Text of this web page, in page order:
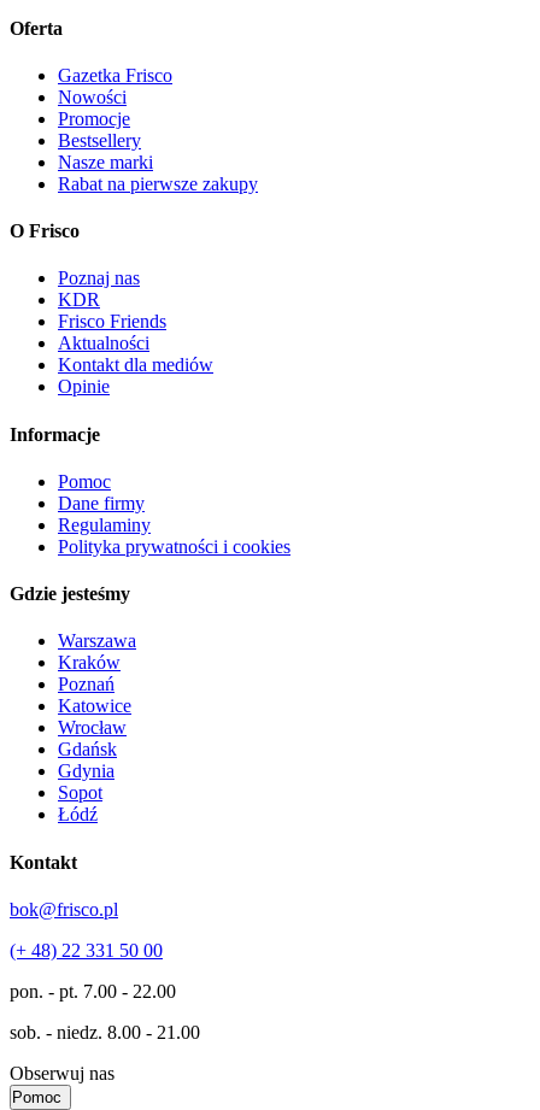
Oferta
Gazetka Frisco
Nowości
Promocje
Bestsellery
Nasze marki
Rabat na pierwsze zakupy
O Frisco
Poznaj nas
KDR
Frisco Friends
Aktualności
Kontakt dla mediów
Opinie
Informacje
Pomoc
Dane firmy
Regulaminy
Polityka prywatności i cookies
Gdzie jesteśmy
Warszawa
Kraków
Poznań
Katowice
Wrocław
Gdańsk
Gdynia
Sopot
Łódź
Kontakt
bok@frisco.pl
(+ 48) 22 331 50 00
pon. - pt. 7.00 - 22.00
sob. - niedz. 8.00 - 21.00
Obserwuj nas
Pomoc